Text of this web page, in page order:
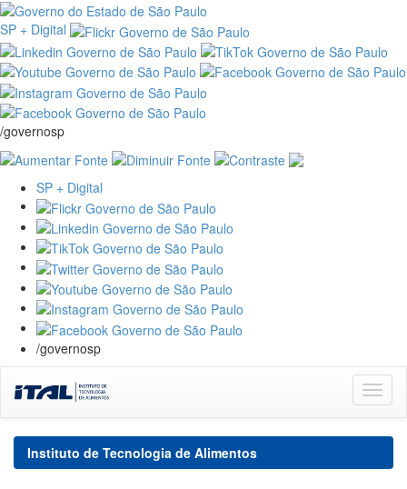
SP + Digital
/governosp
SP + Digital
/governosp
navigation
Instituto de Tecnologia de Alimentos